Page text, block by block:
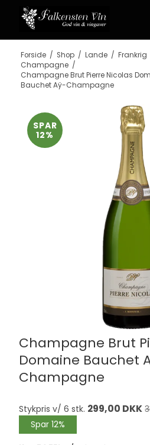
Forside / Shop / Lande / Frankrig
Champagne /
Champagne Brut Pierre Nicolas
Bauchet Aÿ-Champagne
SPAR
12%
Champagne Brut
Domaine Bauchet
Champagne
Stykpris v/ 6 stk. 299,00 DKK
Spar 12%